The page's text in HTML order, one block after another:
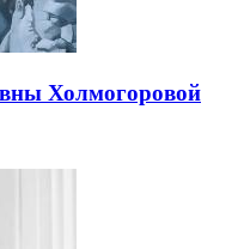
Холмогоровой